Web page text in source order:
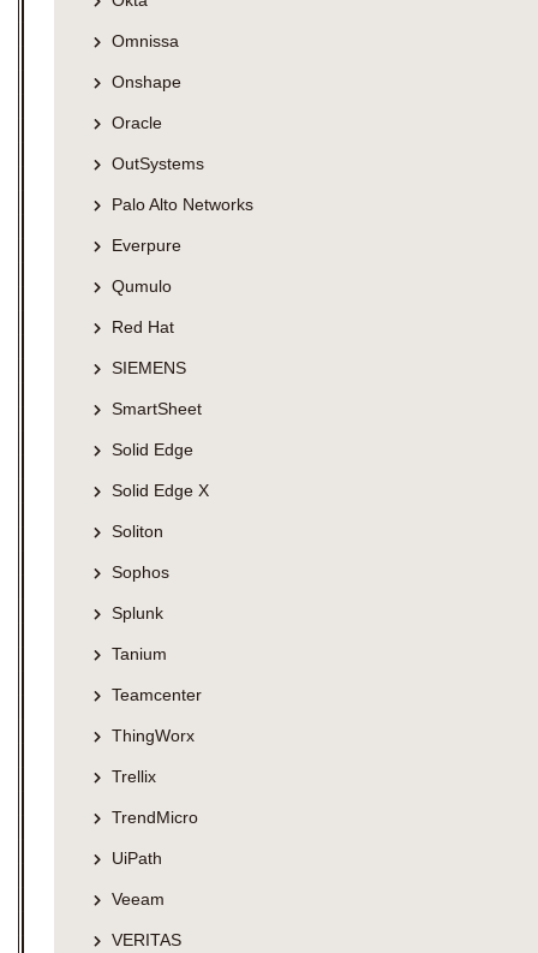
Omnissa
Onshape
Oracle
OutSystems
Palo Alto Networks
Everpure
Qumulo
Red Hat
SIEMENS
SmartSheet
Solid Edge
Solid Edge X
Soliton
Sophos
Splunk
Tanium
Teamcenter
ThingWorx
Trellix
TrendMicro
UiPath
Veeam
VERITAS